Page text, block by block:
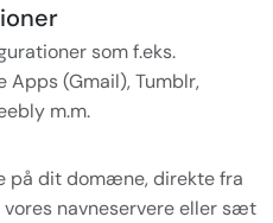
som f.eks.
(Gmail), Tumblr,
m.m.
på dit domæne, direkte fra
vores navneservere eller sæt